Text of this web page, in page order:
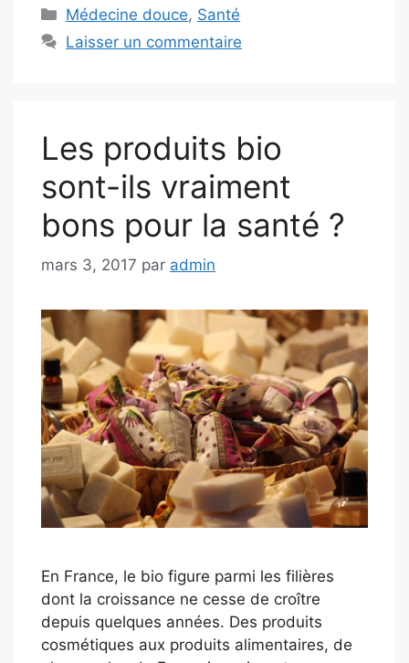
Catégories
Médecine douce, Santé
Laisser un commentaire
Les produits bio
sont-ils vraiment
bons pour la santé ?
mars 3, 2017 par admin
En France, le bio figure parmi les filières
dont la croissance ne cesse de croître
depuis quelques années. Des produits
cosmétiques aux produits alimentaires, de